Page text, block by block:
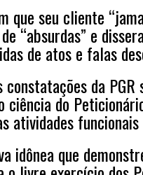
que seu cliente
“absurdas” e
de atos e falas
constatações da
do
atividades
idônea que